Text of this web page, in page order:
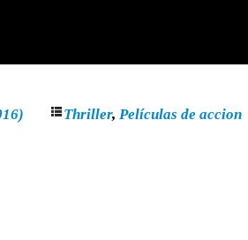
Thriller, Películas de accion